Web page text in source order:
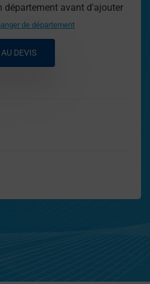
département avant d'ajouter
de département
DEVIS
, ,